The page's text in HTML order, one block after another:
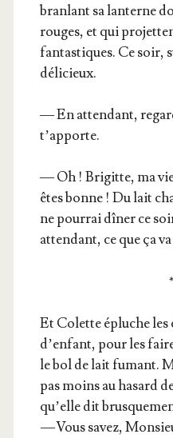
bran­lant sa lan­terne
rouges, et qui
fan­tas­tiques. Ce soir,
délicieux.
— En atten­dant,
t’apporte.
— Oh ! Bri­gitte, ma
êtes bonne ! Du lait
ne pour­rai dîner ce
atten­dant, ce que ça
Et Colette épluche les
d’enfant, pour les
le bol de lait fumant.
pas moins au hasard
qu’elle dit
— Vous savez,